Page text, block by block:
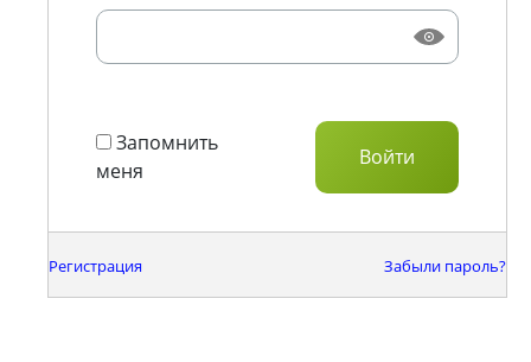
Запомнить
меня
Регистрация Забыли пароль?